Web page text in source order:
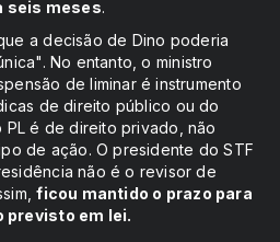
seis meses.
a decisão de Dino poderia
No entanto, o ministro
de liminar é instrumento
de direito público ou do
PL é de direito privado, não
de ação. O presidente do STF
não é o revisor de
ficou mantido o prazo para
previsto em lei.